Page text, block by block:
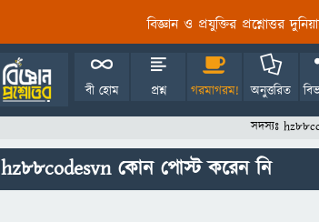
বিজ্ঞান ও প্রযুক্তির প্রশ্নোত্তর
বী হোম প্রশ্ন গরমাগরম! অনুত্তরিত
সদস্যঃ
hz88codesvn কোন পোস্ট করেন নি